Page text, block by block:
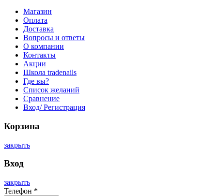
Магазин
Оплата
Доставка
Вопросы и ответы
О компании
Контакты
Акции
Школа tradenails
Где вы?
Список желаний
Сравнение
Вход/ Регистрация
Корзина
закрыть
Вход
закрыть
Телефон *